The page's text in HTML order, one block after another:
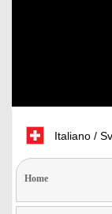
Italiano /
Home